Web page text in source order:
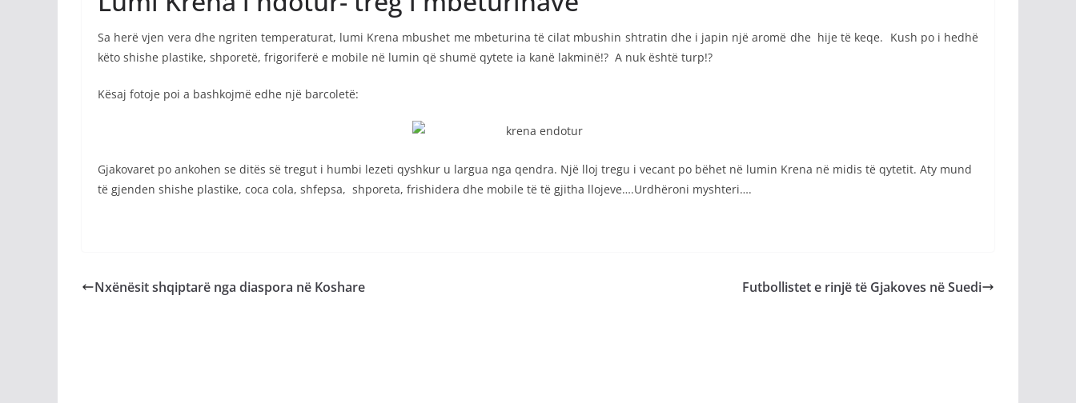
Sa herë vjen vera dhe ngriten temperaturat, lumi Krena mbushet me mbeturina të cilat mbushin shtratin dhe i japin një aromë dhe hije të keqe. Kush po i hedhë
këto shishe plastike, shporetë, frigoriferë e mobile në lumin që shumë qytete ia kanë lakminë!? A nuk është turp!?
Kësaj fotoje poi a bashkojmë edhe një barcoletë:
Gjakovaret po ankohen se ditës së tregut i humbi lezeti qyshkur u largua nga qendra. Një lloj tregu i vecant po bëhet në lumin Krena në midis të qytetit. Aty mund
të gjenden shishe plastike, coca cola, shfepsa, shporeta, frishidera dhe mobile të të gjitha llojeve….Urdhëroni myshteri….
Nxënësit shqiptarë nga diaspora në Koshare Futbollistet e rinjë të Gjakoves në Suedi